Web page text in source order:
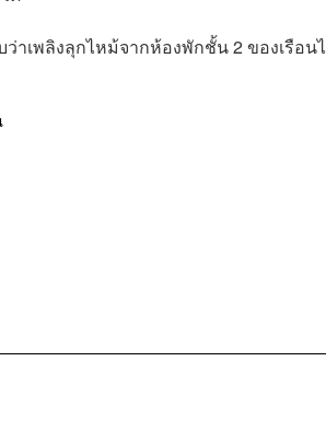
าเพลิงลุกไหม้จากห้องพักชั้น 2 ของเรือน